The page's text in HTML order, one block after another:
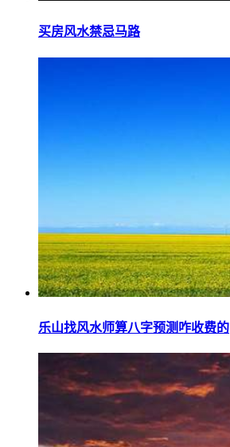
买房风水禁忌马路
乐山找风水师算八字预测咋收费的